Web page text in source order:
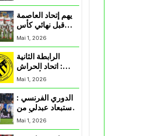
العاصمة وأتلتيك
بارادو
يهم إتحاد العاصمة
قبل نهائي كأس
اكاف : الزمالك
يسقط بثلاثية أمام
Mai 1, 2026
الرابطة الثانية
: اتحاد الحراش
يحسم التأهل إلى
“البلاي أوف”
Mai 1, 2026
الدوري الفرنسي :
استبعاد عبدلي من
قائمة مرسيليا أمام
Mai 1, 2026